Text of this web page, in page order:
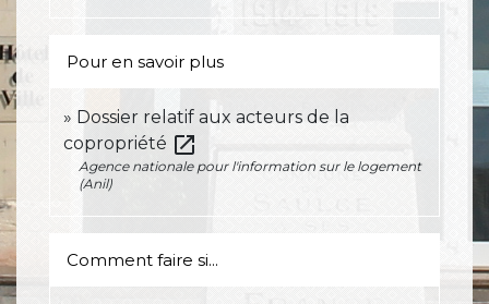
Pour en savoir plus
Dossier relatif aux acteurs de la
copropriété open_in_new
Agence nationale pour l'information sur le logement
(Anil)
Comment faire si...